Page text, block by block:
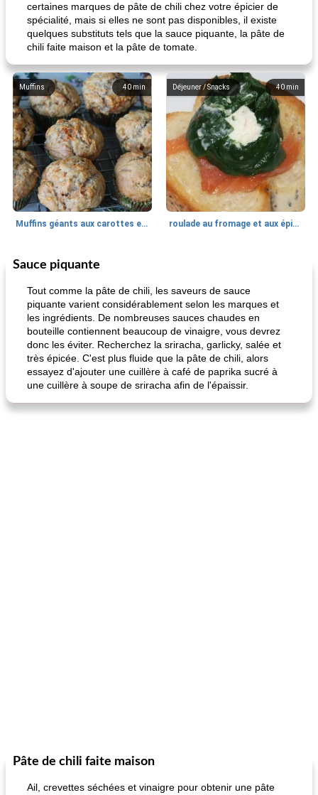
certaines marques de pâte de chili chez votre épicier de
spécialité, mais si elles ne sont pas disponibles, il existe
quelques substituts tels que la sauce piquante, la pâte de
chili faite maison et la pâte de tomate.
40 min
Muffins
Muffins géants aux carottes et à la banane de Nif
40 min
Déjeuner / Snacks
roulade au fromage et aux épinards
Marques de confiance: recettes et
fiesta tostadas le méga's jopp joes
Sauce piquante
Tout comme la pâte de chili, les saveurs de sauce
piquante varient considérablement selon les marques et
les ingrédients. De nombreuses sauces chaudes en
bouteille contiennent beaucoup de vinaigre, vous devrez
donc les éviter. Recherchez la sriracha, garlicky, salée et
très épicée. C'est plus fluide que la pâte de chili, alors
essayez d'ajouter une cuillère à café de paprika sucré à
une cuillère à soupe de sriracha afin de l'épaissir.
Pâte de chili faite maison
Ail, crevettes séchées et vinaigre pour obtenir une pâte